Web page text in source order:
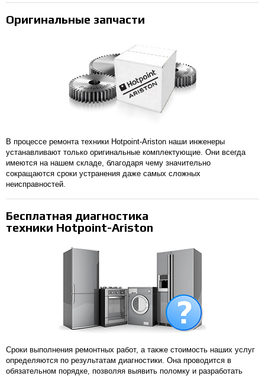
Оригинальные запчасти
В процессе ремонта техники Hotpoint-Ariston наши инженеры
устанавливают только оригинальные комплектующие. Они всегда
имеются на нашем складе, благодаря чему значительно
сокращаются сроки устранения даже самых сложных
неисправностей.
Бесплатная диагностика
техники Hotpoint-Ariston
Сроки выполнения ремонтных работ, а также стоимость наших услуг
определяются по результатам диагностики. Она проводится в
обязательном порядке, позволяя выявить поломку и разработать